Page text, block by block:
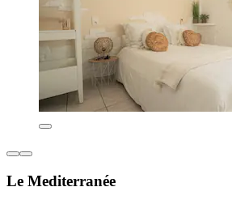
Le Mediterranée